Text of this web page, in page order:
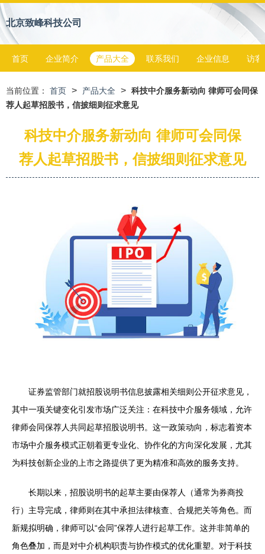
北京致峰科技公司
首页 企业简介 产品大全 联系我们 企业信息 访客
当前位置： 首页 > 产品大全 > 科技中介服务新动向 律师可会同保
荐人起草招股书，信披细则征求意见
科技中介服务新动向 律师可会同保
荐人起草招股书，信披细则征求意见
证券监管部门就招股说明书信息披露相关细则公开征求意见，
其中一项关键变化引发市场广泛关注：在科技中介服务领域，允许
律师会同保荐人共同起草招股说明书。这一政策动向，标志着资本
市场中介服务模式正朝着更专业化、协作化的方向深化发展，尤其
为科技创新企业的上市之路提供了更为精准和高效的服务支持。
长期以来，招股说明书的起草主要由保荐人（通常为券商投
行）主导完成，律师则在其中承担法律核查、合规把关等角色。而
新规拟明确，律师可以“会同”保荐人进行起草工作。这并非简单的
角色叠加，而是对中介机构职责与协作模式的优化重塑。对于科技